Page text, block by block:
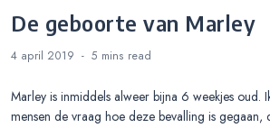
De geboorte van Marley
4 april 2019 5 mins read
Marley is inmiddels alweer bijna 6 weekjes oud.
mensen de vraag hoe deze bevalling is gegaan,